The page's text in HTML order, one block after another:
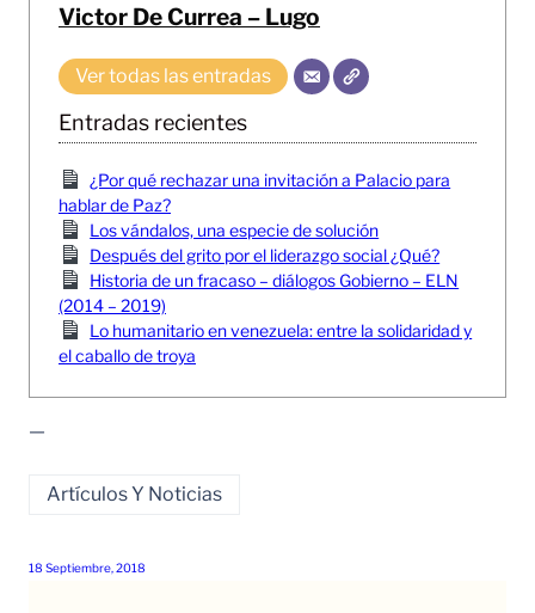
Victor De Currea – Lugo
Ver todas las entradas
Entradas recientes
¿Por qué rechazar una invitación a Palacio para
hablar de Paz?
Los vándalos, una especie de solución
Después del grito por el liderazgo social ¿Qué?
Historia de un fracaso – diálogos Gobierno – ELN
(2014 – 2019)
Lo humanitario en venezuela: entre la solidaridad y
el caballo de troya
—
Artículos Y Noticias
18 Septiembre, 2018